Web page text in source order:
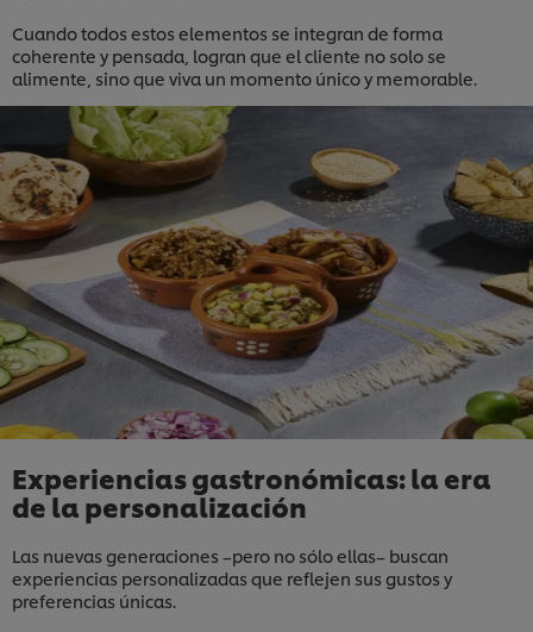
Cuando todos estos elementos se integran de forma
coherente y pensada, logran que el cliente no solo se
alimente, sino que viva un momento único y memorable.
Experiencias gastronómicas: la era
de la personalización
Las nuevas generaciones –pero no sólo ellas– buscan
experiencias personalizadas que reflejen sus gustos y
preferencias únicas.